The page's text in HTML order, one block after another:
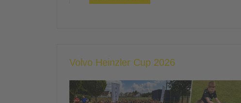
Volvo Heinzler Cup 2026